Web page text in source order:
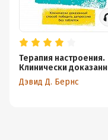
Терапия настроения.
Клинически
способ победить
депрессию без
Дэвид Д. Бернс